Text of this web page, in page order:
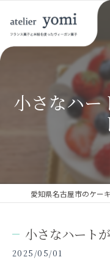
小さなハー
小さなハート
2025/05/01